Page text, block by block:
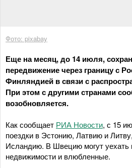
Фото: pixabay
Еще на месяц, до 14 июля,
передвижение через границу с
Финляндией в связи с
При этом с другими странами
возобновляется.
Как сообщает РИА Новости, с 15
поездки в Эстонию, Латвию и
Исландию. В Швецию могут уехать
недвижимости и влюбленные.